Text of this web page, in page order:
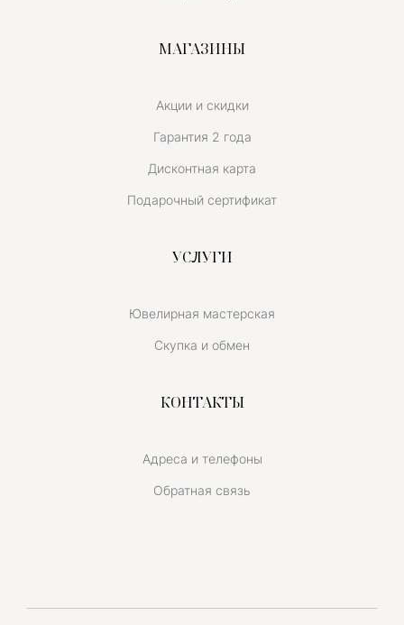
МАГАЗИНЫ
Акции и скидки
Гарантия 2 года
Дисконтная карта
Подарочный сертификат
УСЛУГИ
Ювелирная мастерская
Скупка и обмен
КОНТАКТЫ
Адреса и телефоны
Обратная связь